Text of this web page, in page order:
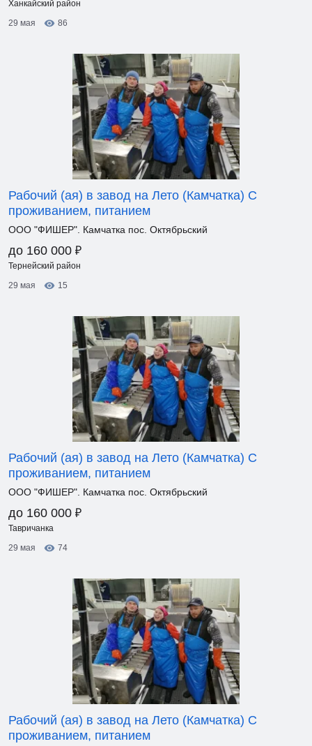
Ханкайский район
29 мая
86
Рабочий (ая) в завод на Лето (Камчатка) С
проживанием, питанием
ООО "ФИШЕР". Камчатка пос. Октябрьский
до 160 000 ₽
Тернейский район
29 мая
15
Рабочий (ая) в завод на Лето (Камчатка) С
проживанием, питанием
ООО "ФИШЕР". Камчатка пос. Октябрьский
до 160 000 ₽
Тавричанка
29 мая
74
Рабочий (ая) в завод на Лето (Камчатка) С
проживанием, питанием